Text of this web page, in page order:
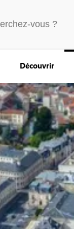
Découvrir